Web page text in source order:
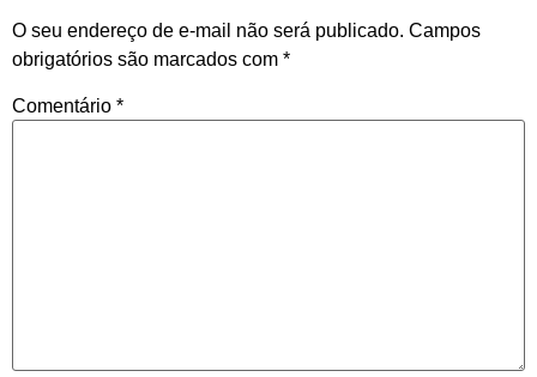
O seu endereço de e-mail não será publicado. Campos
obrigatórios são marcados com *
Comentário *